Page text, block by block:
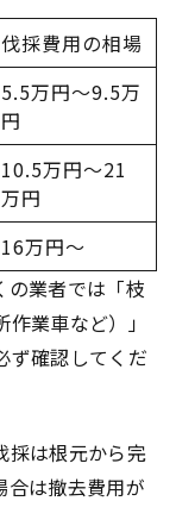
伐採費用の相場
5.5万円～9.5万
円
10.5万円～21
万円
16万円～
業者では「枝
業車など）」
ず確認してくだ
採は根元から完
合は撤去費用が